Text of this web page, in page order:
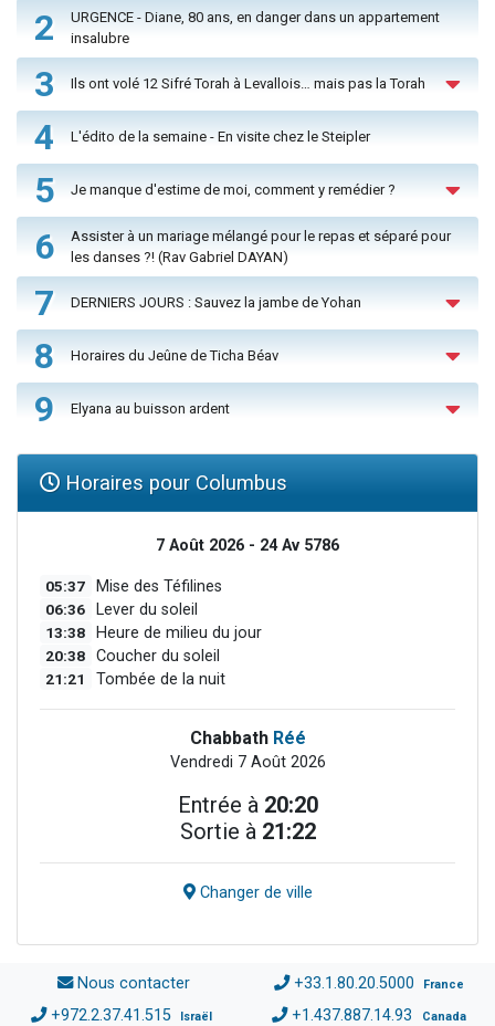
2
URGENCE - Diane, 80 ans, en danger dans un appartement
insalubre
3 Ils ont volé 12 Sifré Torah à Levallois… mais pas la Torah
4 L'édito de la semaine - En visite chez le Steipler
5 Je manque d'estime de moi, comment y remédier ?
6
Assister à un mariage mélangé pour le repas et séparé pour
les danses ?! (Rav Gabriel DAYAN)
7 DERNIERS JOURS : Sauvez la jambe de Yohan
8 Horaires du Jeûne de Ticha Béav
9 Elyana au buisson ardent
Horaires pour Columbus
7 Août 2026 - 24 Av 5786
05:37 Mise des Téfilines
06:36 Lever du soleil
13:38 Heure de milieu du jour
20:38 Coucher du soleil
21:21 Tombée de la nuit
Chabbath Réé
Vendredi 7 Août 2026
Entrée à 20:20
Sortie à 21:22
Changer de ville
Nous contacter +33.1.80.20.5000 France
+972.2.37.41.515 Israël +1.437.887.14.93 Canada